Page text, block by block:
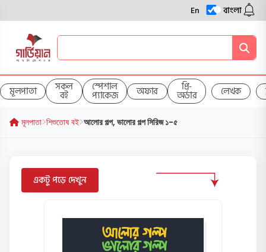
En বাংলা
মূলপাতা সকল
বই
স্পেশাল
প্যাকেজ অফার প্রি-
অর্ডার লেখক
মূলপাতা শিশুতোষ বই আলোর গল্প, ভালোর গল্প সিরিজ ১-৫
একটু পড়ে দেখুন